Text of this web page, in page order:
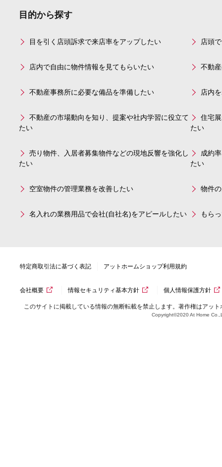
目的から探す
目を引く店頭訴求で来店率をアップしたい 店頭
店内で自由に物件情報を見てもらいたい 不動
不動産事務所に必要な備品を準備したい 店内
不動産の市場動向を知り、提案や社内学習に役立て
たい
住宅
たい
売り物件、入居者募集物件などの現地反響を強化し
たい
成約
たい
空室物件の管理業務を改善したい 物件
名入れの業務用品で会社(自社名)をアピールしたい もら
特定商取引法に基づく表記 アットホームショップ利用規約
会社概要 情報セキュリティ基本方針 個人情報保護方針
このサイトに掲載している情報の無断転載を禁止します。著作権はアッ
Copyright©2020 At Home